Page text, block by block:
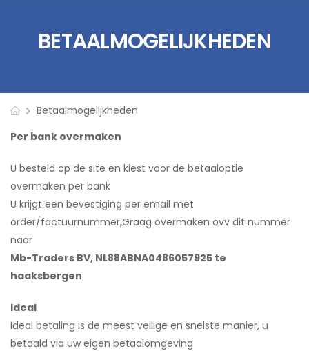
BETAALMOGELIJKHEDEN
Betaalmogelijkheden
Per bank overmaken
U besteld op de site en kiest voor de betaaloptie
overmaken per bank
U krijgt een bevestiging per email met
order/factuurnummer,Graag overmaken ovv dit nummer
naar
Mb-Traders BV, NL88ABNA0486057925 te
haaksbergen
Ideal
Ideal betaling is de meest veilige en snelste manier, u
betaald via uw eigen betaalomgeving